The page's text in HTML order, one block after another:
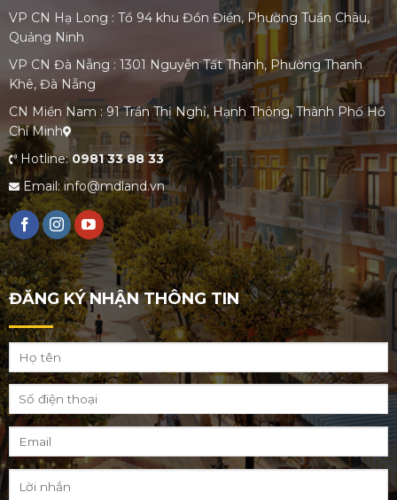
VP CN Hạ Long : Tổ 94 khu Đồn Điền, Phường Tuần Châu,
Quảng Ninh
VP CN Đà Nẵng : 1301 Nguyễn Tất Thành, Phường Thanh
Khê, Đà Nẵng
CN Miền Nam : 91 Trần Thị Nghỉ, Hạnh Thông, Thành Phố Hồ
Chí Minh
Hotline:0981 33 88 33
Email: info@mdland.vn
ĐĂNG KÝ NHẬN THÔNG TIN